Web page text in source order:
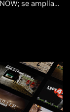
se amplían
la recompensa